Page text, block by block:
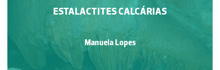
ESTALACTITES CALCÁRIAS
Manuela Lopes